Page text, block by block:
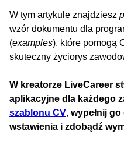
W tym artykule znajdziesz
wzór dokumentu dla
(examples), które pomogą
skuteczny życiorys
W kreatorze LiveCareer
aplikacyjne dla każdego
szablonu CV, wypełnij
wstawienia i zdobądź